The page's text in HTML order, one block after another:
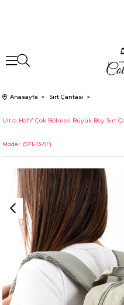
Anasayfa Sırt Çantası
Ultra Hafif Çok Bölmeli Büyük Boy Sırt
Model: (571-13-9F)